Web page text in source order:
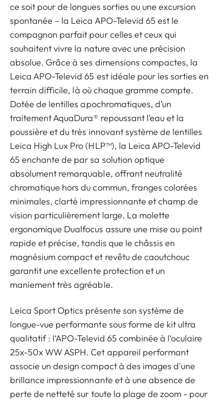
ce soit pour de longues sorties ou une excursion
spontanée – la Leica APO-Televid 65 est le
compagnon parfait pour celles et ceux qui
souhaitent vivre la nature avec une précision
absolue. Grâce à ses dimensions compactes, la
Leica APO-Televid 65 est idéale pour les sorties en
terrain difficile, là où chaque gramme compte.
Dotée de lentilles apochromatiques, d’un
traitement AquaDura® repoussant l’eau et la
poussière et du très innovant système de lentilles
Leica High Lux Pro (HLP™), la Leica APO-Televid
65 enchante de par sa solution optique
absolument remarquable, offrant neutralité
chromatique hors du commun, franges colorées
minimales, clarté impressionnante et champ de
vision particulièrement large. La molette
ergonomique Dualfocus assure une mise au point
rapide et précise, tandis que le châssis en
magnésium compact et revêtu de caoutchouc
garantit une excellente protection et un
maniement très agréable.
Leica Sport Optics présente son système de
longue-vue performante sous forme de kit ultra
qualitatif : l‘APO-Televid 65 combinée à l‘oculaire
25x-50x WW ASPH. Cet appareil performant
associe un design compact à des images d'une
brillance impressionnante et à une absence de
perte de netteté sur toute la plage de zoom - pour